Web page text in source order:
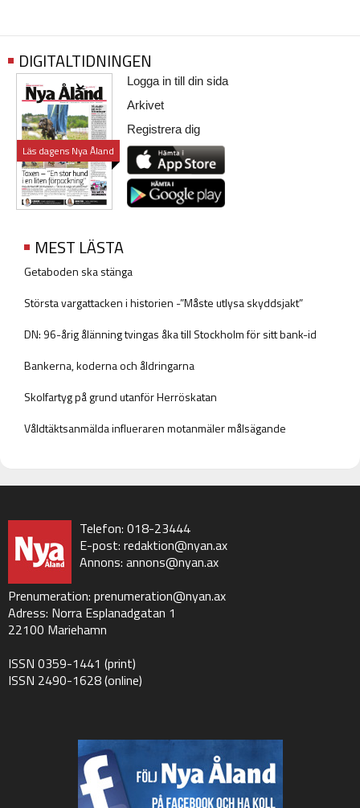
DIGITALTIDNINGEN
Läs dagens Nya Åland
Logga in till din sida
Arkivet
Registrera dig
MEST LÄSTA
Getaboden ska stänga
Största vargattacken i historien -”Måste utlysa skyddsjakt”
DN: 96-årig ålänning tvingas åka till Stockholm för sitt bank-id
Bankerna, koderna och åldringarna
Skolfartyg på grund utanför Herröskatan
Våldtäktsanmälda influeraren motanmäler målsägande
Telefon: 018-23444
E-post: redaktion@nyan.ax
Annons: annons@nyan.ax
Prenumeration: prenumeration@nyan.ax
Adress: Norra Esplanadgatan 1
22100 Mariehamn
ISSN 0359-1441 (print)
ISSN 2490-1628 (online)